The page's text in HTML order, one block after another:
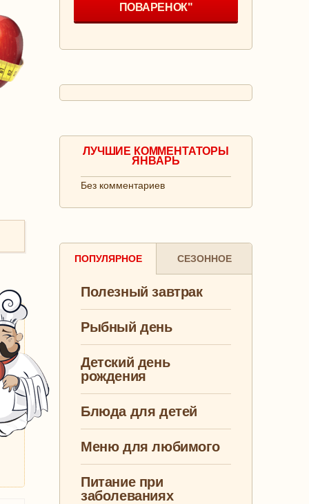
ПОВАРЕНОК"
ЛУЧШИЕ КОММЕНТАТОРЫ
ЯНВАРЬ
Без комментариев
ПОПУЛЯРНОЕ СЕЗОННОЕ
Полезный завтрак
Рыбный день
Детский день
рождения
Блюда для детей
Меню для любимого
Питание при
заболеваниях